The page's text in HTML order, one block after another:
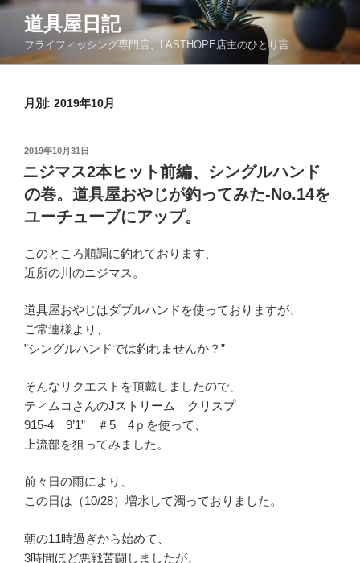
コ
ン
道具屋日記
フライフィッシング専門店、LASTHOPE店主のひとり言
月別: 2019年10月
投
稿
日:
2019年10月31日
ニジマス2本ヒット前編、シングルハンド
の巻。道具屋おやじが釣ってみた-No.14を
ユーチューブにアップ。
このところ順調に釣れております、
近所の川のニジマス。
道具屋おやじはダブルハンドを使っておりますが、
ご常連様より、
”シングルハンドでは釣れませんか？”
そんなリクエストを頂戴しましたので、
ティムコさんのJストリーム クリスプ
915-4 9’1” ＃5 4ｐを使って、
上流部を狙ってみました。
前々日の雨により、
この日は（10/28）増水して濁っておりました。
朝の11時過ぎから始めて、
3時間ほど悪戦苦闘しましたが、